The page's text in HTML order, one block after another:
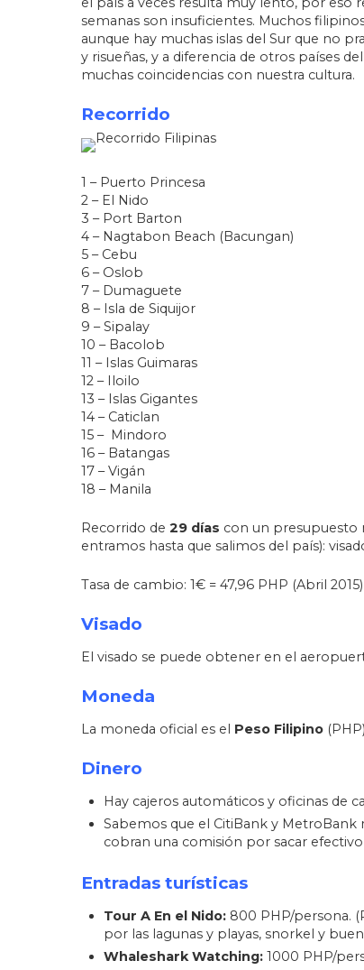
semanas son insuficientes. Muchos
aunque hay muchas islas del Sur que no
y risueñas, y a diferencia de otros países
muchas coincidencias con nuestra cultura.
Recorrido
1 – Puerto Princesa
2 – El Nido
3 – Port Barton
4 – Nagtabon Beach (Bacungan)
5 – Cebu
6 – Oslob
7 – Dumaguete
8 – Isla de Siquijor
9 – Sipalay
10 – Bacolob
11 – Islas Guimaras
12 – Iloilo
13 – Islas Gigantes
14 – Caticlan
15 – Mindoro
16 – Batangas
17 – Vigán
18 – Manila
Recorrido de 29 días con un presupuesto
entramos hasta que salimos del país):
Tasa de cambio: 1€ = 47,96 PHP (Abril 2015)
Visado
El visado se puede obtener en el
Moneda
La moneda oficial es el Peso Filipino (PHP)
Dinero
Hay cajeros automáticos y oficinas de
Sabemos que el CitiBank y
cobran una comisión por sacar
Entradas turísticas
Tour A En el Nido: 800 PHP/persona.
por las lagunas y playas, snorkel y
Whaleshark Watching: 1000 PHP/